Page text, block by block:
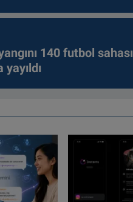
140 futbol sahası